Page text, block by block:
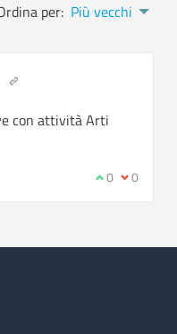
per: Più vecchi
Ottieni link a singolo commento
con attività Arti
Sono
0 Non sono
0